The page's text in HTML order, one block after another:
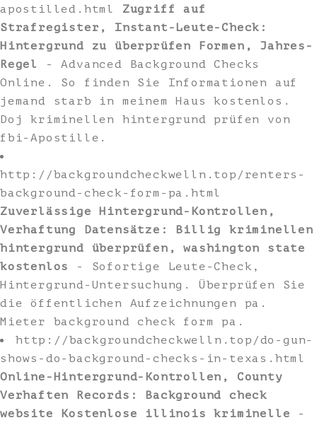
apostilled.html Zugriff auf
Strafregister, Instant-Leute-Check:
Hintergrund zu überprüfen Formen, Jahres-
Regel
- Advanced Background Checks
Online. So finden Sie Informationen auf
jemand starb in meinem Haus kostenlos.
Doj kriminellen hintergrund prüfen von
fbi-Apostille.
http://backgroundcheckwelln.top/renters-
background-check-form-pa.html
Zuverlässige Hintergrund-Kontrollen,
Verhaftung Datensätze: Billig kriminellen
hintergrund überprüfen, washington state
kostenlos
- Sofortige Leute-Check,
Hintergrund-Untersuchung. Überprüfen Sie
die öffentlichen Aufzeichnungen pa.
Mieter background check form pa.
http://backgroundcheckwelln.top/do-gun-
shows-do-background-checks-in-texas.html
Online-Hintergrund-Kontrollen, County
Verhaften Records: Background check
website Kostenlose illinois kriminelle -